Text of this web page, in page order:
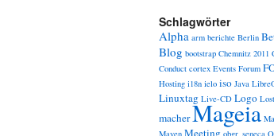
Schlagwörter
Alpha arm berichte Berlin
Blog bootstrap Chemnitz 2011
Conduct cortex Events Forum
Hosting i18n ielo iso Java
Linuxtag Live-CD Logo
macherMageia
Maven Meeting obgr_seneca